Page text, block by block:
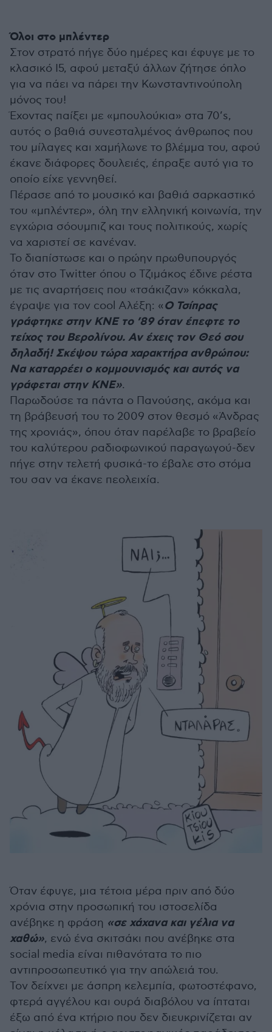
Όλοι στο μπλέντερ
Στον στρατό πήγε δύο ημέρες και έφυγε με το
κλασικό Ι5, αφού μεταξύ άλλων ζήτησε όπλο
για να πάει να πάρει την Κωνσταντινούπολη
μόνος του!
Έχοντας παίξει με «μπουλούκια» στα 70’s,
αυτός ο βαθιά συνεσταλμένος άνθρωπος που
του μίλαγες και χαμήλωνε το βλέμμα του, αφού
έκανε διάφορες δουλειές, έπραξε αυτό για το
οποίο είχε γεννηθεί.
Πέρασε από το μουσικό και βαθιά σαρκαστικό
του «μπλέντερ», όλη την ελληνική κοινωνία, την
εγχώρια σόουμπιζ και τους πολιτικούς, χωρίς
να χαριστεί σε κανέναν.
Το διαπίστωσε και ο πρώην πρωθυπουργός
όταν στο Twitter όπου ο Τζιμάκος έδινε ρέστα
με τις αναρτήσεις που «τσάκιζαν» κόκκαλα,
έγραψε για τον cool Αλέξη: «Ο Τσίπρας
γράφτηκε στην ΚΝΕ το ’89 όταν έπεφτε το
τείχος του Βερολίνου. Αν έχεις τον Θεό σου
δηλαδή! Σκέψου τώρα χαρακτήρα ανθρώπου:
Να καταρρέει ο κομμουνισμός και αυτός να
γράφεται στην ΚΝΕ».
Παρωδούσε τα πάντα o Πανούσης, ακόμα και
τη βράβευσή του το 2009 στον θεσμό «Άνδρας
της χρονιάς», όπου όταν παρέλαβε το βραβείο
του καλύτερου ραδιοφωνικού παραγωγού-δεν
πήγε στην τελετή φυσικά-το έβαλε στο στόμα
του σαν να έκανε πεολειχία.
Όταν έφυγε, μια τέτοια μέρα πριν από δύο
χρόνια στην προσωπική του ιστοσελίδα
ανέβηκε η φράση «σε χάχανα και γέλια να
χαθώ», ενώ ένα σκιτσάκι που ανέβηκε στα
social media είναι πιθανότατα το πιο
αντιπροσωπευτικό για την απώλειά του.
Τον δείχνει με άσπρη κελεμπία, φωτοστέφανο,
φτερά αγγέλου και ουρά διαβόλου να ίπταται
έξω από ένα κτήριο που δεν διευκρινίζεται αν